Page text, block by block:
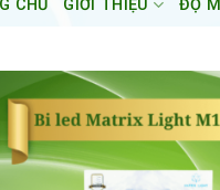
CHỦ GIỚI THIỆU ĐỘ